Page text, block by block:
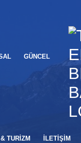
GÜNCEL
TURİZM İLETİŞİM